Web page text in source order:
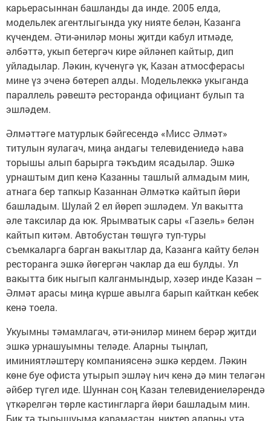
карьерасыннан башланды да инде. 2005 елда,
модельлек агентлыгында уку нияте белән, Казанга
күчендем. Әти-әниләр моны җитди кабул итмәде,
әлбәттә, укып бетергәч кире әйләнеп кайтыр, дип
уйладылар. Ләкин, күченүгә үк, Казан атмосферасы
мине үз эченә бөтереп алды. Модельлеккә укыганда
параллель рәвештә ресторанда официант булып та
эшләдем.
Әлмәттәге матурлык бәйгесендә «Мисс Әлмәт»
титулын яулагач, миңа андагы телевидениедә һава
торышы алып барырга тәкъдим ясадылар. Эшкә
урнаштым дип кенә Казанны ташлый алмадым мин,
атнага бер тапкыр Казаннан Әлмәткә кайтып йөри
башладым. Шулай 2 ел йөреп эшләдем. Ул вакытта
әле таксилар да юк. Ярымватык сары «Газель» белән
кайтып китәм. Автобустан төшүгә туп-туры
съемкаларга барган вакытлар да, Казанга кайту белән
ресторанга эшкә йөгергән чаклар да еш булды. Ул
вакытта бик ныгып калганмындыр, хәзер инде Казан –
Әлмәт арасы миңа күрше авылга барып кайткан кебек
кенә тоела.
Укуымны тәмамлагач, әти-әниләр минем берәр җитди
эшкә урнашуымны теләде. Аларны тыңлап,
иминиятләштерү компаниясенә эшкә кердем. Ләкин
көне буе офиста утырып эшләү һич кенә дә мин теләгән
әйбер түгел иде. Шуннан соң Казан телевидениеләрендә
үткәрелгән төрле кастингларга йөри башладым мин.
Бик тә тырышуыма карамастан, никтер аларны үтә